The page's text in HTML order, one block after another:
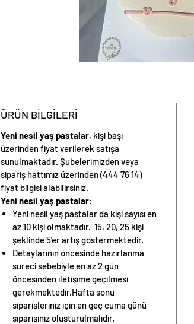
ÜRÜN BİLGİLERİ
Yeni nesil yaş pastalar, kişi başı
üzerinden fiyat verilerek satışa
sunulmaktadır. Şubelerimizden veya
sipariş hattımız üzerinden (444 76 14)
fiyat bilgisi alabilirsiniz.
Yeni nesil yaş pastalar:
Yeni nesil yaş pastalar da kişi sayısıen
az 10 kişi olmaktadır. 15, 20, 25 kişi
şeklinde 5'er artış göstermektedir.
Detaylarının öncesinde hazırlanma
süreci sebebiyle en az 2 gün
öncesinden iletişime geçilmesi
gerekmektedir.Hafta sonu
siparişleriniz için en geç cuma günü
siparişiniz oluşturulmalıdır.